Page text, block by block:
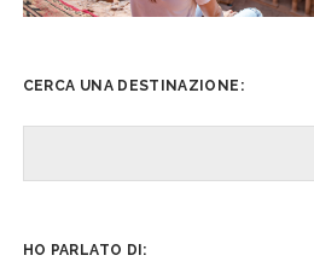
CERCA UNA DESTINAZIONE:
HO PARLATO DI: